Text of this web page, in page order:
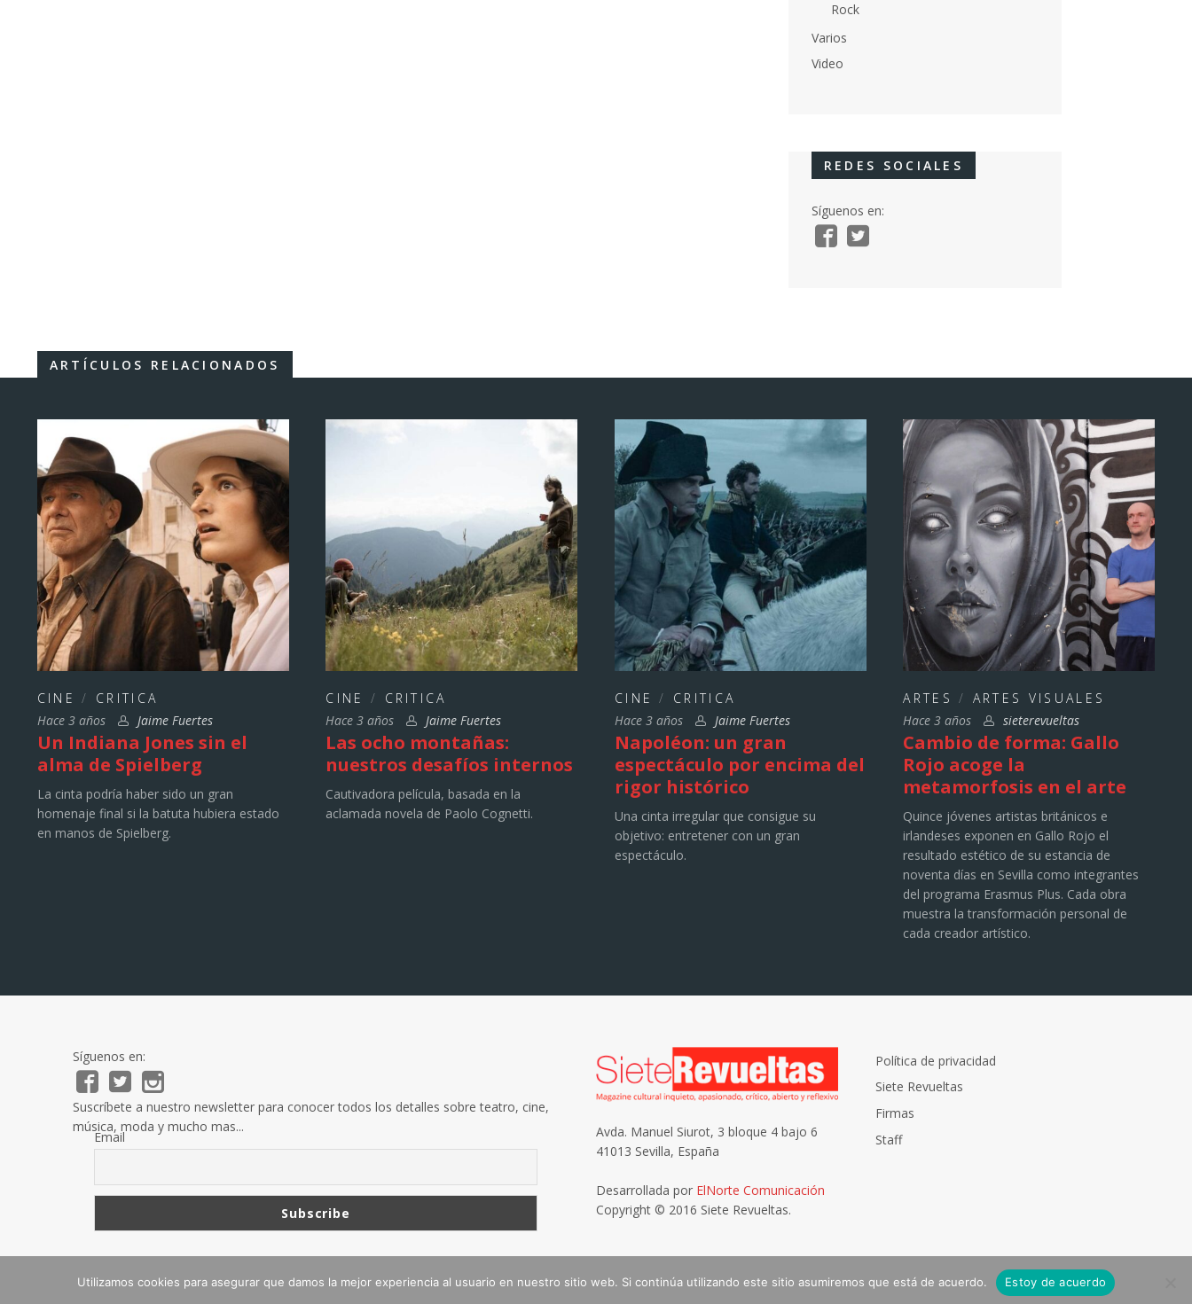
Rock
Varios
Video
REDES SOCIALES
Síguenos en:
ARTÍCULOS RELACIONADOS
CINE / CRITICA
Hace 3 años
Jaime Fuertes
Un Indiana Jones sin el
alma de Spielberg
La cinta podría haber sido un gran
homenaje final si la batuta hubiera estado
en manos de Spielberg.
CINE / CRITICA
Hace 3 años
Jaime Fuertes
Las ocho montañas:
nuestros desafíos internos
Cautivadora película, basada en la
aclamada novela de Paolo Cognetti.
CINE / CRITICA
Hace 3 años
Jaime Fuertes
Napoléon: un gran
espectáculo por encima del
rigor histórico
Una cinta irregular que consigue su
objetivo: entretener con un gran
espectáculo.
ARTES / ARTES VISUALES
Hace 3 años
sieterevueltas
Cambio de forma: Gallo
Rojo acoge la
metamorfosis en el arte
Quince jóvenes artistas británicos e
irlandeses exponen en Gallo Rojo el
resultado estético de su estancia de
noventa días en Sevilla como integrantes
del programa Erasmus Plus. Cada obra
muestra la transformación personal de
cada creador artístico.
Síguenos en:
Suscríbete a nuestro newsletter para conocer todos los detalles sobre teatro, cine,
música, moda y mucho mas...
Email
Si deseas ponerte en contacto con la redacción puedes enviar un email a
info@sieterevueltas.net
Avda. Manuel Siurot, 3 bloque 4 bajo 6
41013 Sevilla, España
Desarrollada por ElNorte Comunicación
Copyright © 2016 Siete Revueltas.
Política de privacidad
Siete Revueltas
Firmas
Staff
Copyright © 2026 Siete Revueltas.
Utilizamos cookies para asegurar que damos la mejor experiencia al usuario en nuestro sitio web. Si continúa utilizando este sitio asumiremos que está de acuerdo. Estoy de acuerdo